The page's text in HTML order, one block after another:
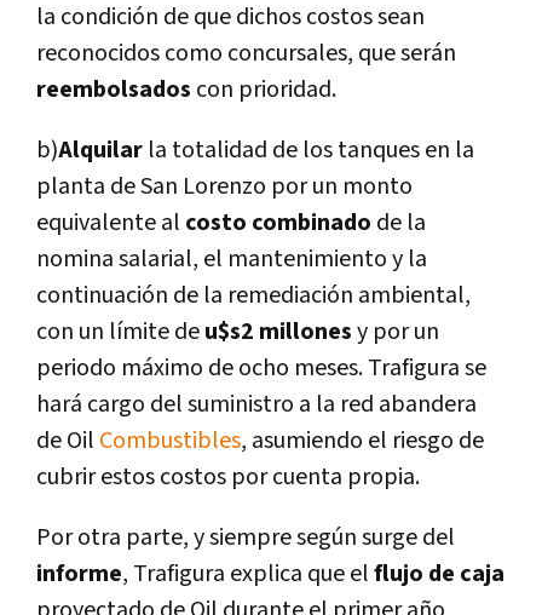
la condición de que dichos costos sean
reconocidos como concursales, que serán
reembolsados con prioridad.
b)Alquilar la totalidad de los tanques en la
planta de San Lorenzo por un monto
equivalente al costo combinado de la
nomina salarial, el mantenimiento y la
continuación de la remediación ambiental,
con un lí­mite deu$s2 millonesy por un
periodo máximo de ocho meses. Trafigura se
hará cargo del suministro a la red abandera
de Oil Combustibles, asumiendo el riesgo de
cubrir estos costos por cuenta propia.
Por otra parte, y siempre según surge del
informe, Trafigura explica que elflujo de caja